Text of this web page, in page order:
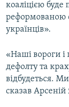
коаліцією
реформованою
українців».
«Наші вороги і
дефолту та
відбудеться.
сказав